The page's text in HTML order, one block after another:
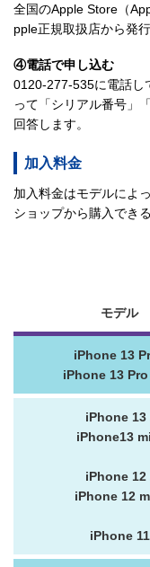
全国のApple Store（
pple正規取扱店から発
④電話で申し込む
0120-277-535に電話し
って「シリアル番号」
回答します。
加入料金
加入料金はモデルによ
ショップから購入でき
モデル
iPhone 13
iPhone 13
iPhone 13
iPhone13
iPhone 12
iPhone 12
iPhone 11